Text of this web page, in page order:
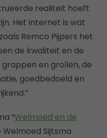
realiteit hoeft
Het internet is wat
Remco Pijpers het
de kwaliteit en de
en grollen, de
goedbedoeld en
“Welmoed en de
Sijtsma